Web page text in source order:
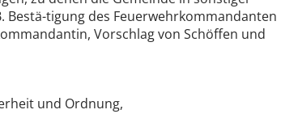
Bestä-tigung des Feuerwehrkommandanten
Vorschlag von Schöffen und
und Ordnung,